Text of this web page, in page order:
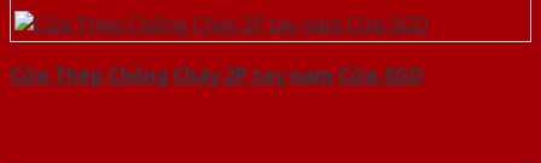
Cửa Thép Chống Cháy 2P tay nam Cửa-SGD